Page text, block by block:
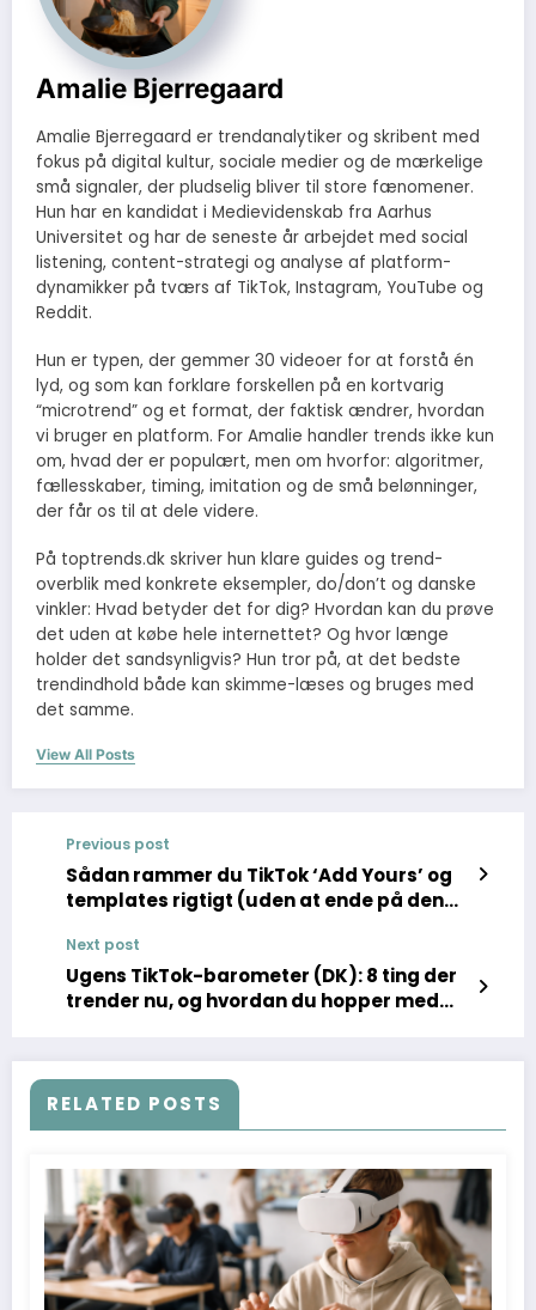
Amalie Bjerregaard
Amalie Bjerregaard er trendanalytiker og skribent med
fokus på digital kultur, sociale medier og de mærkelige
små signaler, der pludselig bliver til store fænomener.
Hun har en kandidat i Medievidenskab fra Aarhus
Universitet og har de seneste år arbejdet med social
listening, content-strategi og analyse af platform-
dynamikker på tværs af TikTok, Instagram, YouTube og
Reddit.
Hun er typen, der gemmer 30 videoer for at forstå én
lyd, og som kan forklare forskellen på en kortvarig
“microtrend” og et format, der faktisk ændrer, hvordan
vi bruger en platform. For Amalie handler trends ikke kun
om, hvad der er populært, men om hvorfor: algoritmer,
fællesskaber, timing, imitation og de små belønninger,
der får os til at dele videre.
På toptrends.dk skriver hun klare guides og trend-
overblik med konkrete eksempler, do/don’t og danske
vinkler: Hvad betyder det for dig? Hvordan kan du prøve
det uden at købe hele internettet? Og hvor længe
holder det sandsynligvis? Hun tror på, at det bedste
trendindhold både kan skimme-læses og bruges med
det samme.
View All Posts
Previous post
Sådan rammer du TikTok ‘Add Yours’ og
templates rigtigt (uden at ende på den
Next post
Ugens TikTok-barometer (DK): 8 ting der
trender nu, og hvordan du hopper med
RELATED POSTS